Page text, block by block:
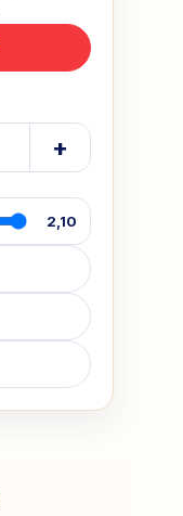
+
2,10